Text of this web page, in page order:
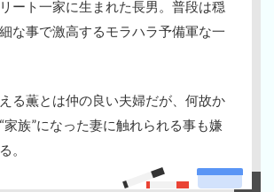
ート一家に生まれた長男。普段は穏
な事で激高するモラハラ予備軍な一
る薫とは仲の良い夫婦だが、何故か
家族”になった妻に触れられる事も嫌
。